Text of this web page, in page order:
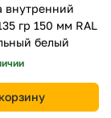
внутренний
гр 150 мм RAL
белый